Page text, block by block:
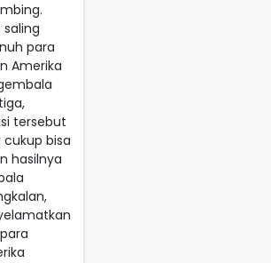
para
Amerika
tersebut
bisa
hasilnya